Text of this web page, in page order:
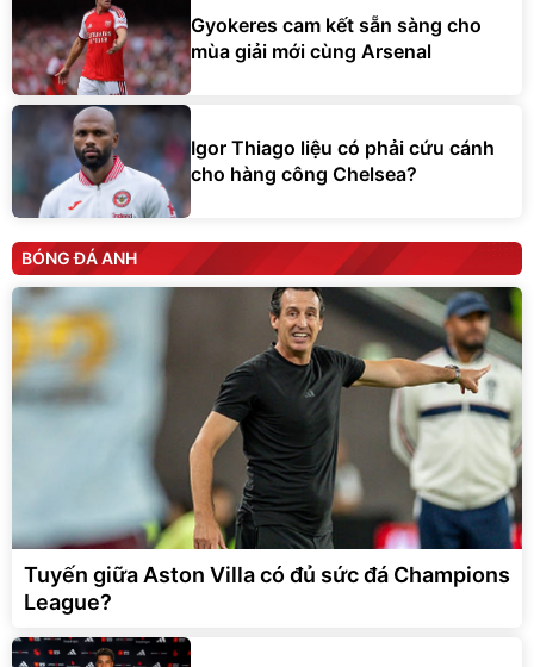
Gyokeres cam kết sẵn sàng cho
mùa giải mới cùng Arsenal
Igor Thiago liệu có phải cứu cánh
cho hàng công Chelsea?
BÓNG ĐÁ ANH
Tuyến giữa Aston Villa có đủ sức đá Champions
League?